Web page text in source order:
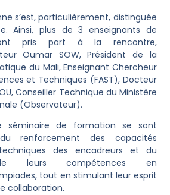
s’est, particulièrement, distinguée
Ainsi, plus de 3 enseignants de
ont pris part à la rencontre,
Oumar SOW, Président de la
du Mali, Enseignant Chercheur
et Techniques (FAST), Docteur
Conseiller Technique du Ministère
(Observateur).
séminaire de formation se sont
renforcement des capacités
des encadreurs et du
leurs compétences en
tout en stimulant leur esprit
collaboration.